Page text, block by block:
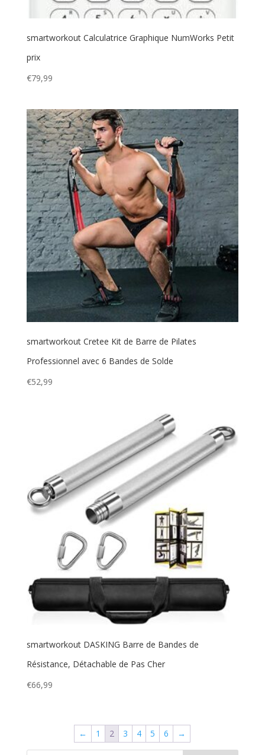
smartworkout Calculatrice Graphique NumWorks Petit
prix
€79,99
smartworkout Cretee Kit de Barre de Pilates
Professionnel avec 6 Bandes de Solde
€52,99
smartworkout DASKING Barre de Bandes de
Résistance, Détachable de Pas Cher
€66,99
← 1 2 3 4 5 6 →